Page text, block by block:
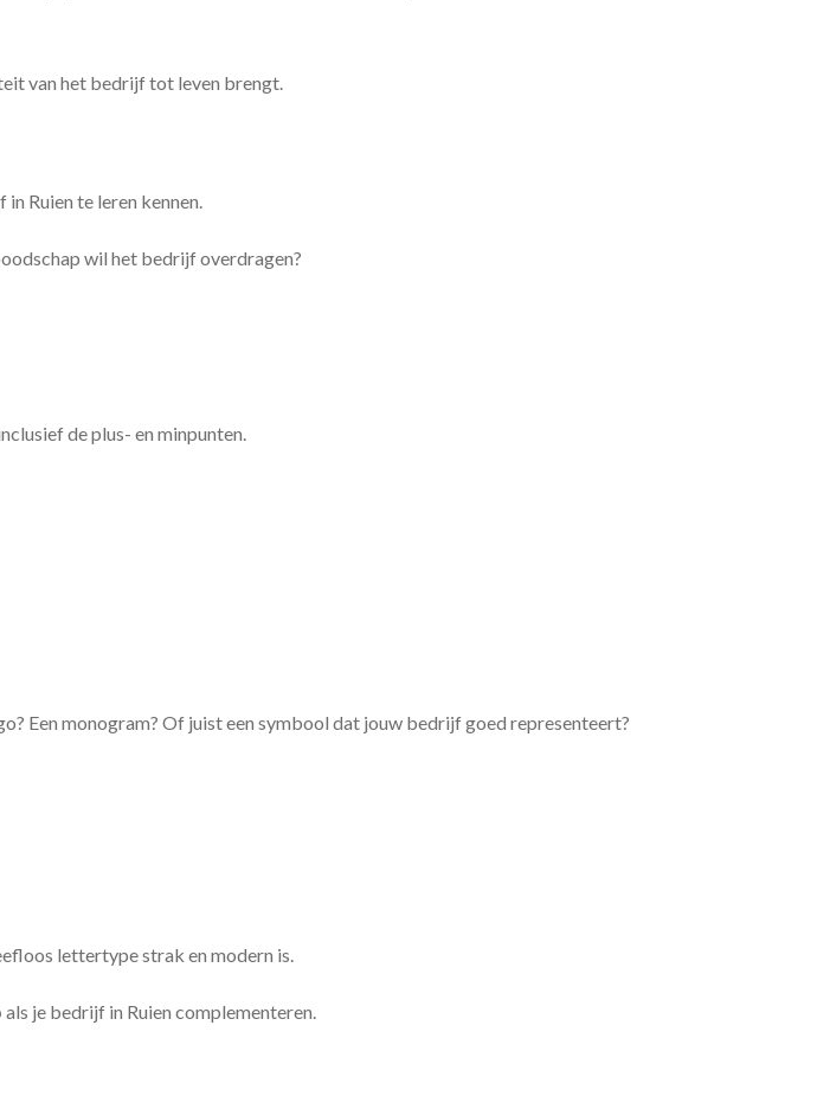
van het bedrijf tot leven brengt.
Ruien te leren kennen.
wil het bedrijf overdragen?
de plus- en minpunten.
Een monogram? Of juist een symbool dat jouw bedrijf goed representeert?
lettertype strak en modern is.
als je bedrijf in Ruien complementeren.